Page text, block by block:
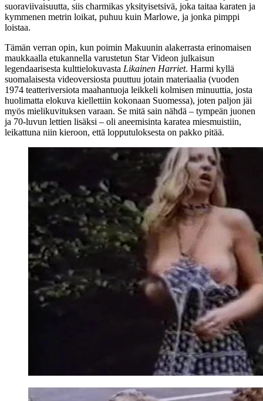
suoraviivaisuutta, siis charmikas yksityisetsivä, joka taitaa karaten ja
kymmenen metrin loikat, puhuu kuin Marlowe, ja jonka pimppi
loistaa.
Tämän verran opin, kun poimin Makuunin alakerrasta erinomaisen
maukkaalla etukannella varustetun Star Videon julkaisun
legendaarisesta kulttielokuvasta Likainen Harriet. Harmi kyllä
suomalaisesta videoversiosta puuttuu jotain materiaalia (vuoden
1974 teatteriversiota maahantuoja leikkeli kolmisen minuuttia, josta
huolimatta elokuva kiellettiin kokonaan Suomessa), joten paljon jäi
myös mielikuvituksen varaan. Se mitä sain nähdä – tympeän juonen
ja 70‑luvun lettien lisäksi – oli aneemisinta karatea miesmuistiin,
leikattuna niin kieroon, että lopputuloksesta on pakko pitää.